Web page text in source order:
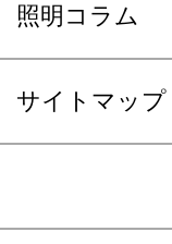
照明コラム
サイトマップ